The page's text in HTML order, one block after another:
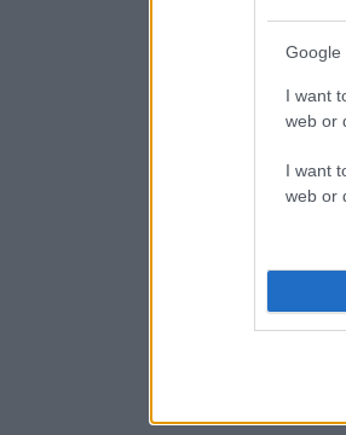
Google
I want
web or
I want
web or